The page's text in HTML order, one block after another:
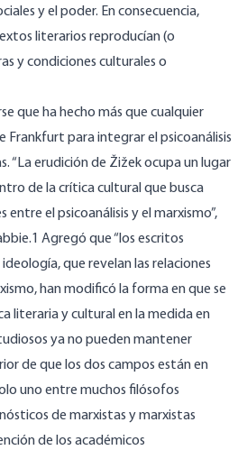
y el poder. En consecuencia,
literarios reproducían (o
y condiciones culturales o
que ha hecho más que cualquier
Frankfurt para integrar el psicoanálisis
“La erudición de Žižek ocupa un lugar
de la crítica cultural que busca
entre el psicoanálisis y el marxismo”,
Agregó que “los escritos
que revelan las relaciones
han modificó la forma en que se
literaria y cultural en la medida en
ya no pueden mantener
de que los dos campos están en
uno entre muchos filósofos
de marxistas y marxistas
de los académicos